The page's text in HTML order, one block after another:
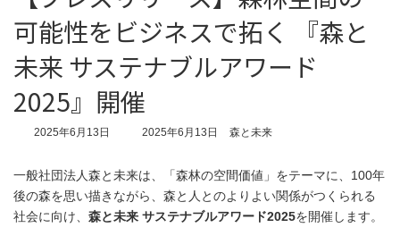
可能性をビジネスで拓く 『森と
未来 サステナブルアワード
2025』開催
2025年6月13日
最
新
日
2025年6月13日 森と未来
一般社団法人森と未来は、「森林の空間価値」をテーマに、100年
後の森を思い描きながら、森と人とのよりよい関係がつくられる
社会に向け、 森と未来 サステナブルアワード2025を開催します。